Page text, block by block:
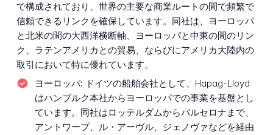
で構成されており、世界の主要な商業ルートの間で頻繁で
信頼できるリンクを確保しています。同社は、ヨーロッパ
と北米の間の大西洋横断軸、ヨーロッパと中東の間のリン
ク、ラテンアメリカとの貿易、ならびにアメリカ大陸内の
取引において特に優れています。
ヨーロッパ: ドイツの船舶会社として、Hapag-Lloyd
はハンブルク本社からヨーロッパでの事業を基盤とし
ています。同社はロッテルダムからバルセロナまで、
アントワープ、ル・アーヴル、ジェノヴァなどを経由